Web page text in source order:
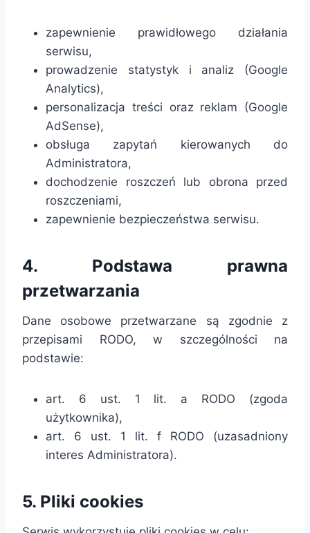
zapewnienie prawidłowego działania
serwisu,
prowadzenie statystyk i analiz (Google
Analytics),
personalizacja treści oraz reklam (Google
AdSense),
obsługa zapytań kierowanych do
Administratora,
dochodzenie roszczeń lub obrona przed
roszczeniami,
zapewnienie bezpieczeństwa serwisu.
4. Podstawa prawna
przetwarzania
Dane osobowe przetwarzane są zgodnie z
przepisami RODO, w szczególności na
podstawie:
art. 6 ust. 1 lit. a RODO (zgoda
użytkownika),
art. 6 ust. 1 lit. f RODO (uzasadniony
interes Administratora).
5. Pliki cookies